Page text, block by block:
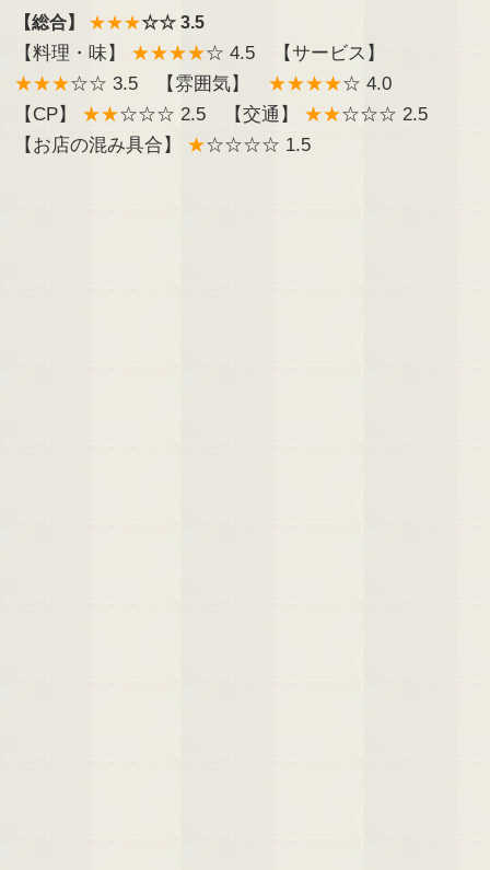
【総合】 ★★★☆☆ 3.5
【料理・味】 ★★★★☆ 4.5 【サービス】
★★★☆☆ 3.5 【雰囲気】 ★★★★☆ 4.0
【CP】 ★★☆☆☆ 2.5 【交通】 ★★☆☆☆ 2.5
【お店の混み具合】 ★☆☆☆☆ 1.5